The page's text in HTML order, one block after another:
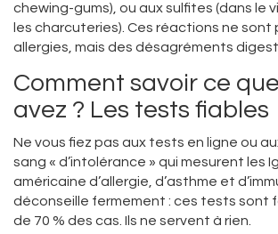
chewing-gums), ou aux sulfites (dans le
les charcuteries). Ces réactions ne sont
allergies, mais des désagréments
Comment savoir ce
avez ? Les tests fiables
Ne vous fiez pas aux tests en ligne ou
sang « d’intolérance » qui mesurent les
américaine d’allergie, d’asthme et
déconseille fermement : ces tests sont
de 70 % des cas. Ils ne servent à rien.